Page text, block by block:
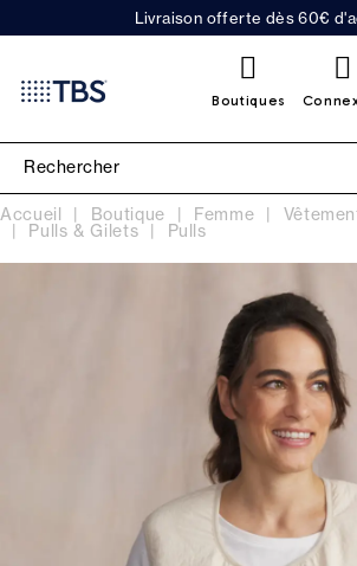
Livraison offerte dès 60€
Boutiques
Accueil Boutique Femme
Pulls & Gilets Pulls